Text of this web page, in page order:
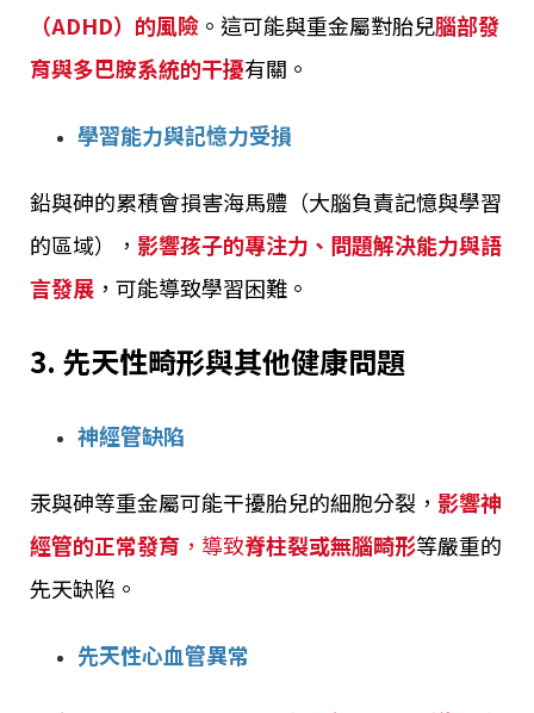
（ADHD）的風險 。這可能與重金屬對胎兒腦部發
育與多巴胺系統的干擾有關。
學習能力與記憶力受損
鉛與砷的累積會損害海馬體（大腦負責記憶與學習
的區域）， 影響孩子的專注力、問題解決能力與語
言發展 ，可能導致學習困難。
3. 先天性畸形與其他健康問題
神經管缺陷
汞與砷等重金屬可能干擾胎兒的細胞分裂， 影響神
經管的正常發育 ，導致脊柱裂或無腦畸形等嚴重的
先天缺陷。
先天性心血管異常